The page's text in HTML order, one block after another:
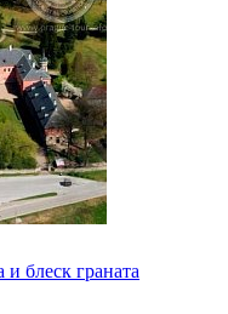
блеск граната